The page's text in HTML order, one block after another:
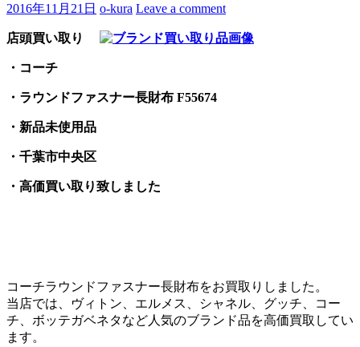
2016年11月21日 o-kura Leave a comment
店頭買い取り
・コーチ
・ラウンドファスナー長財布 F55674
・新品未使用品
・千葉市中央区
・高価買い取り致しました
コーチラウンドファスナー長財布をお買取りしました。
当店では、ヴィトン、エルメス、シャネル、グッチ、コー
チ、ボッテガベネタなど人気のブランド品を高価買取してい
ます。